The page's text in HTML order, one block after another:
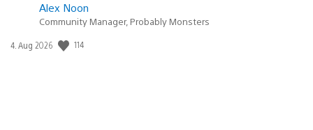
Alex Noon
Community Manager, Probably Monsters
Veröffentlichungsdatum:
4. Aug 2026 114